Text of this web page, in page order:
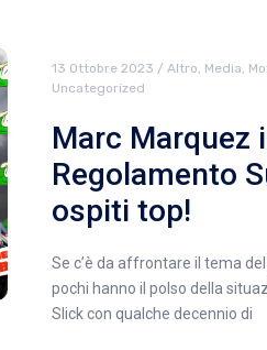
13 Ottobre 2023 / Altro, Media,
Uncategorized
Marc Marquez
Regolamento
ospiti top!
Se c’è da affrontare il tema
pochi hanno il polso della
Slick con qualche decennio di